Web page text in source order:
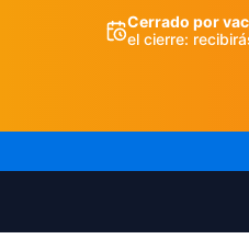
Saltar al contenido principal
Cerrado por
el cierre: